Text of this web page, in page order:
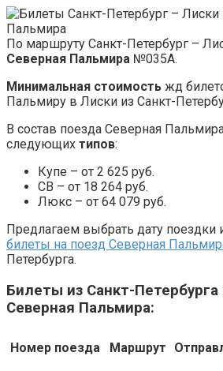
По маршруту Санкт-Петербург –
Северная Пальмира №035А.
Минимальная стоимость жд
Пальмиру в Лиски из Санкт-
В состав поезда Северная
следующих типов:
Купе – от 2 625 руб.
СВ – от 18 264 руб.
Люкс – от 64 079 руб.
Предлагаем выбрать дату
билеты на поезд Северная
Петербурга.
Билеты из Санкт-Петербурга
Северная Пальмира:
Номер поезда Маршрут